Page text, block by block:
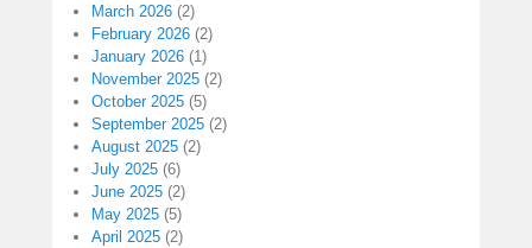
March 2026 (2)
February 2026 (2)
January 2026 (1)
November 2025 (2)
October 2025 (5)
September 2025 (2)
August 2025 (2)
July 2025 (6)
June 2025 (2)
May 2025 (5)
April 2025 (2)